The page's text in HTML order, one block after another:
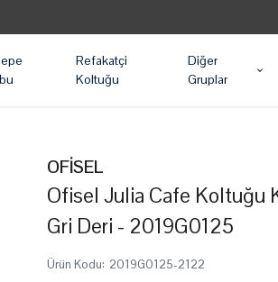
Refakatçi
Koltuğu
Diğer
Gruplar
OFİSEL
Ofisel Julia Cafe Koltuğu
Gri Deri - 2019G0125
Ürün Kodu: 2019G0125-2122